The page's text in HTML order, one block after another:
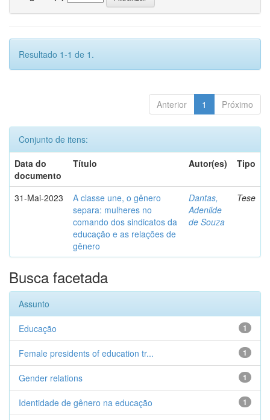
Resultado 1-1 de 1.
Anterior 1 Próximo
Conjunto de itens:
Data do
documento
Título Autor(es) Tipo
31-Mai-2023
A classe une, o gênero
separa: mulheres no
comando dos sindicatos da
educação e as relações de
gênero
Dantas,
Adenilde
de Souza
Tese
Busca facetada
Assunto
1
Educação
1
Female presidents of education tr...
1
Gender relations
1
Identidade de gênero na educação